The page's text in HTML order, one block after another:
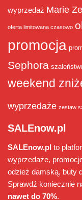
wyprzedaż Marie
oferta limitowana czasowo
promocja
Sephora
weekend
wyprzedaże zestaw
SALEnow.pl
SALEnow.pl to
wyprzedaże,
odzież damską, buty
Sprawdź koniecznie
nawet do 70%.